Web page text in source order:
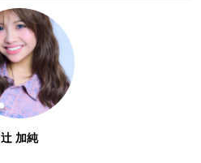
辻 加純